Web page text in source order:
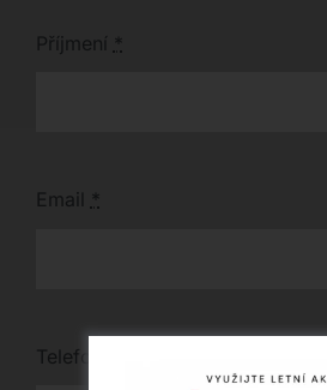
Příjmení *
Email *
Telefon